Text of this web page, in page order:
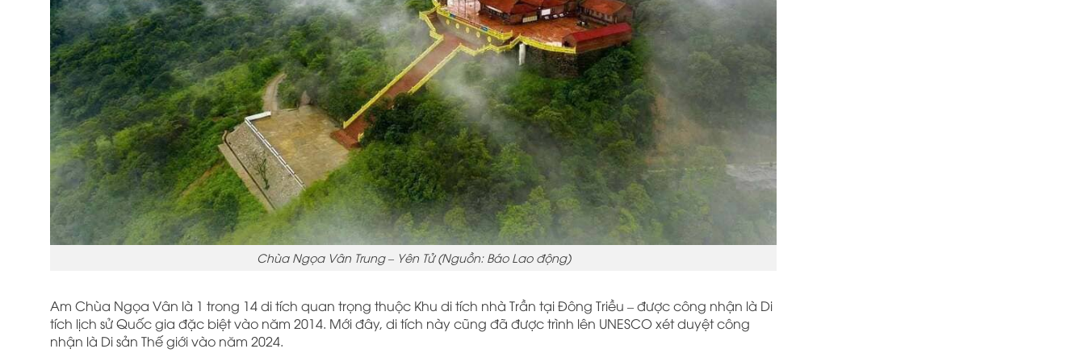
Chùa Ngọa Vân Trung – Yên Tử (Nguồn: Báo Lao động)
Am Chùa Ngọa Vân là 1 trong 14 di tích quan trọng thuộc Khu di tích nhà Trần tại Đông Triều – được công nhận là Di
tích lịch sử Quốc gia đặc biệt vào năm 2014. Mới đây, di tích này cũng đã được trình lên UNESCO xét duyệt công
nhận là Di sản Thế giới vào năm 2024.